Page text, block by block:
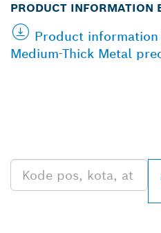
PRODUCT INFORMATION
Product
Medium-Thick Metal